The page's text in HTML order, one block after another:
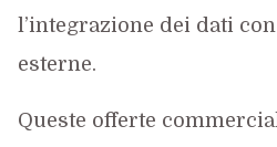
l’integrazione dei dati
esterne.
Queste offerte